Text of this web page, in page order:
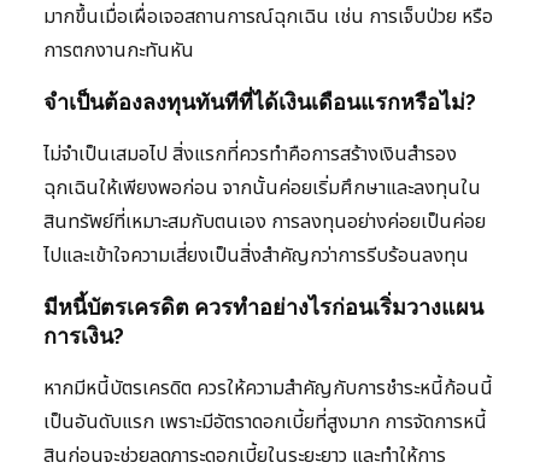
มากขึ้นเมื่อเผื่อเจอสถานการณ์ฉุกเฉิน เช่น การเจ็บป่วย หรือ
การตกงานกะทันหัน
จำเป็นต้องลงทุนทันทีที่ได้เงินเดือนแรกหรือไม่?
ไม่จำเป็นเสมอไป สิ่งแรกที่ควรทำคือการสร้างเงินสำรอง
ฉุกเฉินให้เพียงพอก่อน จากนั้นค่อยเริ่มศึกษาและลงทุนใน
สินทรัพย์ที่เหมาะสมกับตนเอง การลงทุนอย่างค่อยเป็นค่อย
ไปและเข้าใจความเสี่ยงเป็นสิ่งสำคัญกว่าการรีบร้อนลงทุน
มีหนี้บัตรเครดิต ควรทำอย่างไรก่อนเริ่มวางแผน
การเงิน?
หากมีหนี้บัตรเครดิต ควรให้ความสำคัญกับการชำระหนี้ก้อนนี้
เป็นอันดับแรก เพราะมีอัตราดอกเบี้ยที่สูงมาก การจัดการหนี้
สินก่อนจะช่วยลดภาระดอกเบี้ยในระยะยาว และทำให้การ